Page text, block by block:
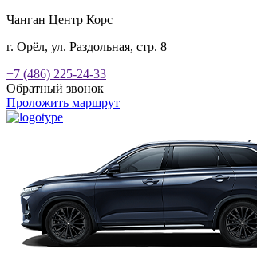
Чанган Центр Корс
г. Орёл, ул. Раздольная, стр. 8
+7 (486) 225-24-33
Обратный звонок
Проложить маршрут